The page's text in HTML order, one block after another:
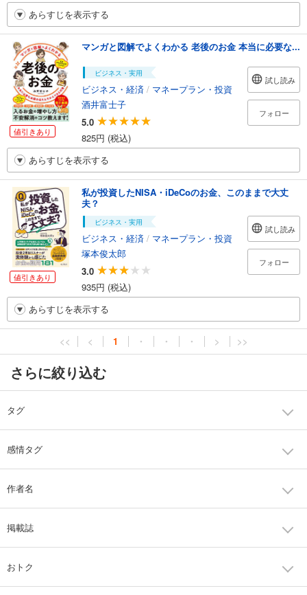
あらすじを表示する
値引きあり
マンガと図解でよくわかる 老後のお金 本当に必要な...
ビジネス・実用
ビジネス・経済 / マネープラン・投資
酒井富士子
5.0
825円 (税込)
試し読み
フォロー
あらすじを表示する
値引きあり
私が投資したNISA・iDeCoのお金、このままで大丈
夫？
ビジネス・実用
ビジネス・経済 / マネープラン・投資
塚本俊太郎
3.0
935円 (税込)
試し読み
フォロー
あらすじを表示する
<< < 1 ・ ・ ・ > >>
さらに絞り込む
タグ
感情タグ
作者名
掲載誌
おトク